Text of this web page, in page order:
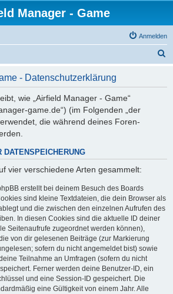
Manager - Game
Anmelden
- Datenschutzerklärung
wie „Airfield Manager - Game“
game.de“) (im Folgenden „der
die während deines Foren-
DATENSPEICHERUNG
vier verschiedene Arten gesammelt:
erstellt bei deinem Besuch des Boards
sind kleine Textdateien, die dein Browser als
und die zwischen den einzelnen Aufrufen des
In diesen Cookies sind die aktuelle ID deiner
Seitenaufrufe zugeordnet werden können),
von dir gelesenen Beiträge (zur Markierung
sofern du nicht angemeldet bist) sowie
Teilnahme an Umfragen (sofern du nicht
Ferner werden deine Benutzer-ID, ein
und eine Session-ID gespeichert. Die
eine Gültigkeit von einem Jahr. Alle